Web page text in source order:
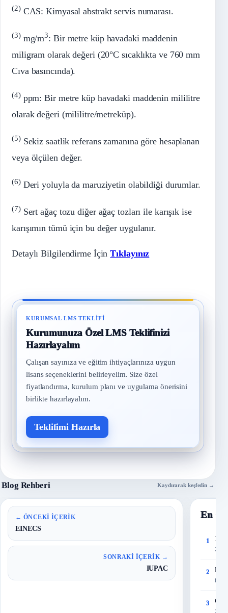
(2)CAS: Kimyasal abstrakt servis numarası.
(3)mg/m3: Bir metre küp havadaki maddenin
miligram olarak değeri (20°C sıcaklıkta ve 760 mm
Cıva basıncında).
(4)ppm: Bir metre küp havadaki maddenin mililitre
olarak değeri (mililitre/metreküp).
(5)Sekiz saatlik referans zamanına göre hesaplanan
veya ölçülen değer.
(6)Deri yoluyla da maruziyetin olabildiği durumlar.
(7)Sert ağaç tozu diğer ağaç tozları ile karışık ise
karışımın tümü için bu değer uygulanır.
Detaylı Bilgilendirme İçinTıklayınız
KURUMSAL LMS TEKLIFI
Kurumunuza Özel LMS Teklifinizi
Hazırlayalım
Çalışan sayınıza ve eğitim ihtiyaçlarınıza uygun
lisans seçeneklerini belirleyelim. Size özel
fiyatlandırma, kurulum planı ve uygulama önerisini
birlikte hazırlayalım.
Teklifimi Hazırla
Blog Rehberi Kaydırarak keşfedin →
← ÖNCEKI İÇERIK
EINECS
SONRAKI İÇERIK →
IUPAC
En
1 150
27
2
8
3
28